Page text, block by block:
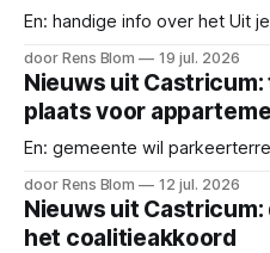
En: handige info over het Uit
door Rens Blom 19 jul. 2026
Nieuws uit
plaats voor
En: gemeente wil
door Rens Blom 12 jul. 2026
Nieuws uit
het coalitieakkoord